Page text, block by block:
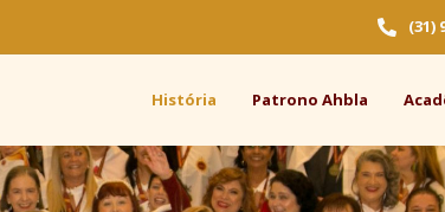
(31)
História Patrono Ahbla